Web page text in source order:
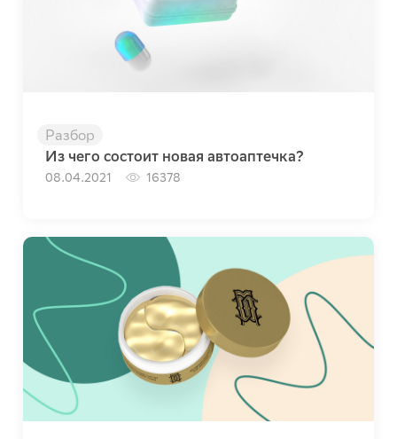
Разбор
Из чего состоит новая автоаптечка?
08.04.2021 16378